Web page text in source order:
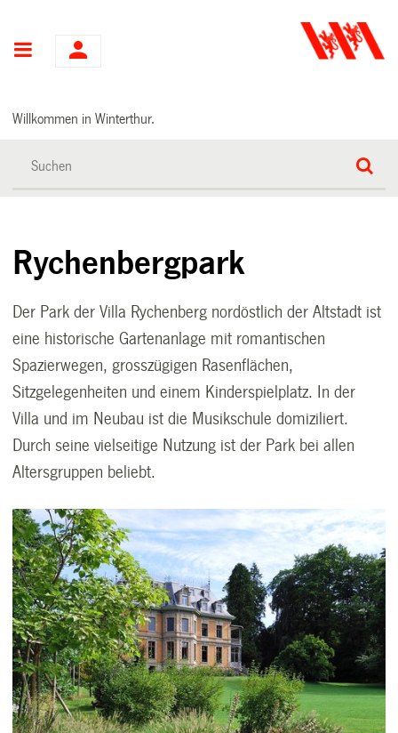
Hauptnavigation
Willkommen in Winterthur.
Rychenbergpark
Der Park der Villa Rychenberg nordöstlich der Altstadt ist
eine historische Gartenanlage mit romantischen
Spazierwegen, grosszügigen Rasenflächen,
Sitzgelegenheiten und einem Kinderspielplatz. In der
Villa und im Neubau ist die Musikschule domiziliert.
Durch seine vielseitige Nutzung ist der Park bei allen
Altersgruppen beliebt.